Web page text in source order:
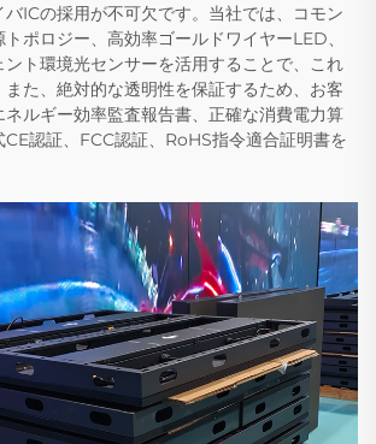
ICの採用が不可欠です。当社では、コモン
ポロジー、高効率ゴールドワイヤーLED、
ト環境光センサーを活用することで、これ
た、絶対的な透明性を保証するため、お客
ルギー効率監査報告書、正確な消費電力算
CE認証、FCC認証、RoHS指令適合証明書を